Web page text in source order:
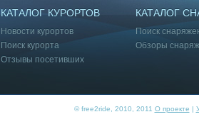
КАТАЛОГ КУРОРТОВ
Новости курортов
Поиск курорта
Отзывы посетивших
КАТАЛОГ
Поиск
Обзоры
© free2ride, 2010, 2011 О проекте |